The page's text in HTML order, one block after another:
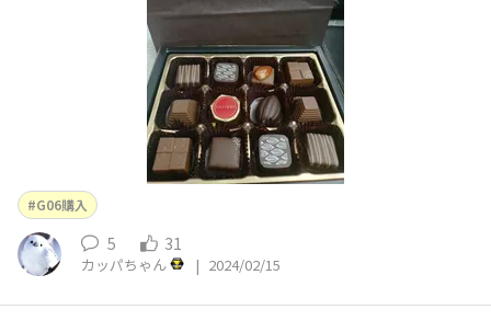
G06購入
5 31
カッパちゃん | 2024/02/15